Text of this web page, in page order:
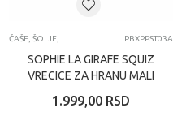
PBXPPST03A
SOPHIE LA GIRAFE SQUIZ
VRECICE ZA HRANU MALI
1.999,00 RSD